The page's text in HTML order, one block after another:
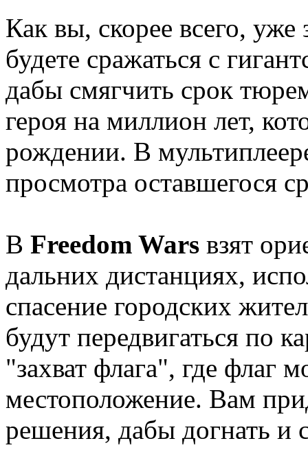
Как вы, скорее всего, уже
будете сражаться с
дабы смягчить срок
героя на миллион лет,
рождении. В
просмотра оставшегося
В Freedom Wars взят
дальних дистанциях,
спасение городских
будут передвигаться по
"захват флага", где флаг
местоположение. Вам
решения, дабы догнать и